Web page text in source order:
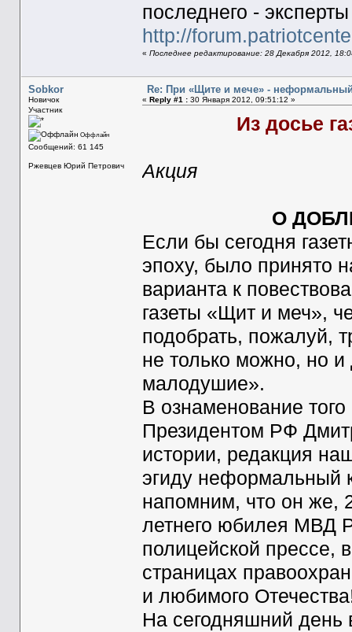
последнего -
http://
« Последнее редактирование: 28 Декабря 2012,
Sobkor
Новичок
Участник
Оффлайн
Сообщений: 61 145
Ржевцев Юрий Петрович
Re: При «Щите и мече» -
« Reply #1 :30 Января 2012, 09:51:12 »
Из досье
Акция
О
Если бы сегодня
эпоху, было принято
варианта к
газеты «Щит и меч»,
подобрать, пожалуй,
не только можно, но
малодушие».
В ознаменование
Президентом РФ
истории, редакция
эгиду неформальный
напомним, что он же,
летнего юбилея МВД
полицейской прессе,
страницах
и любимого
На сегодняшний день